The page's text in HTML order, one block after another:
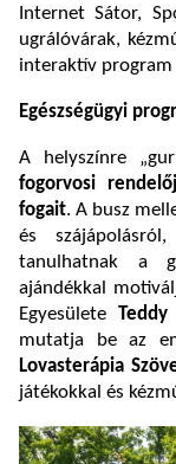
Internet Sátor,
ugrálóvárak,
interaktív program
Egészségügyi
A helyszínre
fogorvosi
fogait. A busz
és
tanulhatnak a
ajándékkal
Egyesülete
mutatja be az
Lovasterápia
játékokkal és